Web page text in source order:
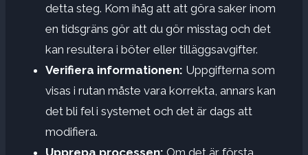
detta steg. Kom ihåg att att göra saker inom
en tidsgräns gör att du gör misstag och det
kan resultera i böter eller tilläggsavgifter.
Verifiera informationen: Uppgifterna som
visas i rutan måste vara korrekta, annars kan
det bli fel i systemet och det är dags att
modifiera.
Upprepa processen: Om det är första